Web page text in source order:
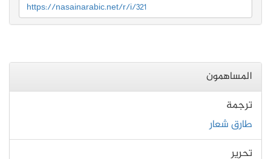
https://nasainarabic.net/r/i/321
المساهمون
ترجمة
طارق شعار
تحرير